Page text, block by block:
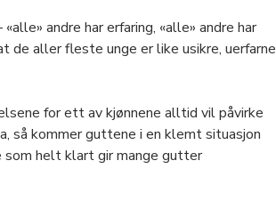
andre har erfaring, «alle» andre har
de aller fleste unge er like usikre, uerfarne
for ett av kjønnene alltid vil påvirke
så kommer guttene i en klemt situasjon
som helt klart gir mange gutter